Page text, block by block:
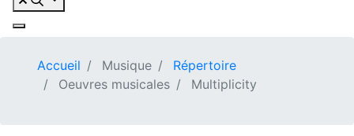
Accueil Musique
Répertoire
Oeuvres musicales
Multiplicity